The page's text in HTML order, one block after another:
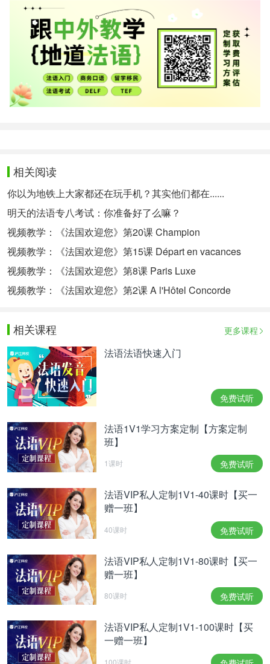
相关阅读
你以为地铁上大家都还在玩手机？其实他们都在......
明天的法语专八考试：你准备好了么嘛？
视频教学：《法国欢迎您》第20课 Champion
视频教学：《法国欢迎您》第15课 Départ en vacances
视频教学：《法国欢迎您》第8课 Paris Luxe
视频教学：《法国欢迎您》第2课 A l'Hôtel Concorde
相关课程 更多课程
法语法语快速入门
免费试听
法语1V1学习方案定制【方案定制
班】
1课时 免费试听
法语VIP私人定制1V1-40课时【买一
赠一班】
40课时 免费试听
法语VIP私人定制1V1-80课时【买一
赠一班】
80课时 免费试听
法语VIP私人定制1V1-100课时【买
一赠一班】
100课时